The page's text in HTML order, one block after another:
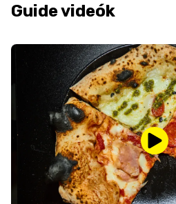
Guide videók